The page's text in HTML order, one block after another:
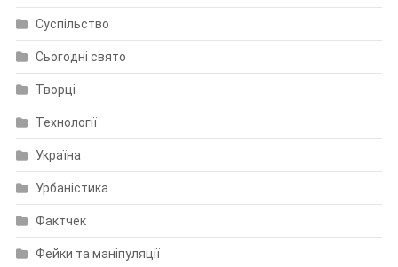
Суспільство
Сьогодні свято
Творці
Технології
Україна
Урбаністика
Фактчек
Фейки та маніпуляції